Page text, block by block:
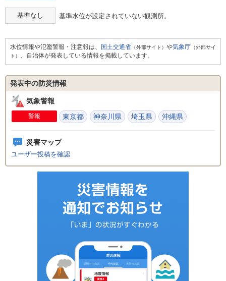
基準なし 基準水位が設定されていない観測所。
水位情報や氾濫警報・注意報は、 国土交通省 （外部サイト） や気象庁 （外部サイ
ト） 、自治体が発表している情報を掲載しています。
発表中の防災情報
気象警報
警報 東京都 神奈川県 埼玉県 沖縄県
災害マップ
ユーザー投稿を確認